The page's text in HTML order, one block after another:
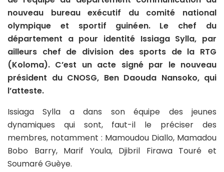
nouveau bureau exécutif du comité national
olympique et sportif guinéen. Le chef du
département a pour identité Issiaga Sylla, par
ailleurs chef de division des sports de la RTG
(Koloma). C’est un acte signé par le nouveau
président du CNOSG, Ben Daouda Nansoko, qui
l’atteste.
Issiaga Sylla a dans son équipe des jeunes
dynamiques qui sont, faut-il le préciser des
membres, notamment : Mamoudou Diallo, Mamadou
Bobo Barry, Marif Youla, Djibril Firawa Touré et
Soumaré Guèye.